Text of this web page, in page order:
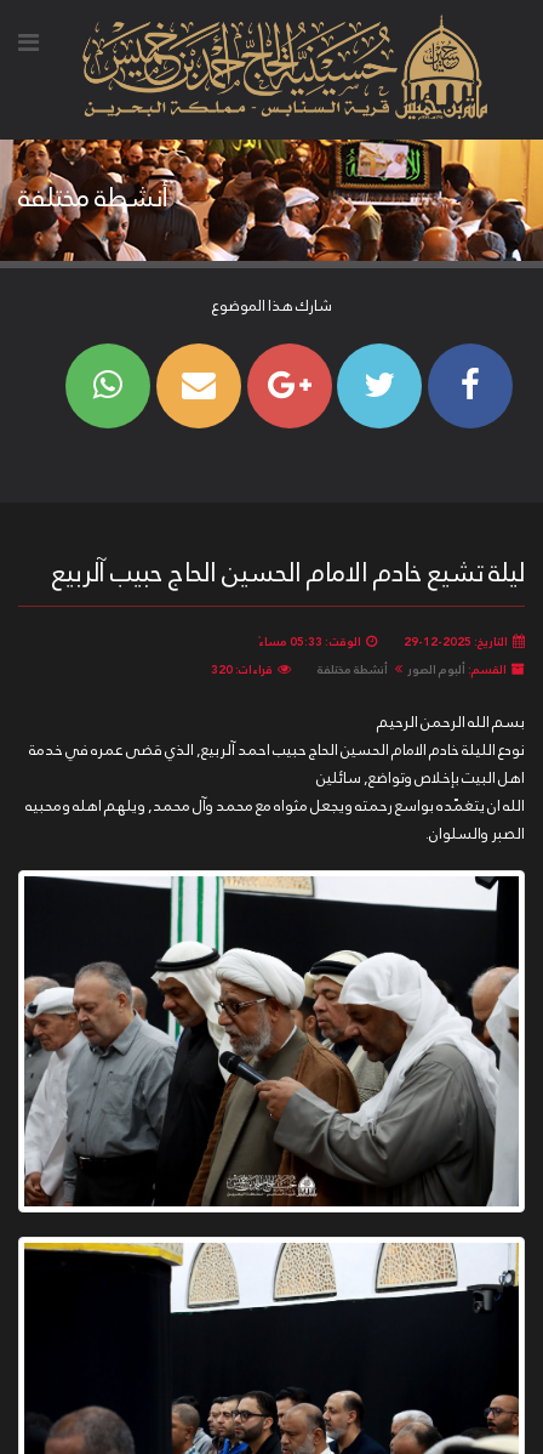
أنشطة مختلفة
شارك هذا الموضوع
ليلة تشيع خادم الامام الحسين الحاج حبيب آلربيع
التاريخ: 2025-12-29
الوقت: 05:33 مساءً
القسم: ألبوم الصور أنشطة مختلفة قراءات: 320
بسم الله الرحمن الرحيم
نودع الليلة خادم الامام الحسين الحاج حبيب احمد آلربيع, الذي قضى عمره في خدمة
اهل البيت بإخلاص وتواضع, سائلين
الله ان يتغمّده بواسع رحمته ويجعل مثواه مع محمد وآل محمد, ويلهم اهله ومحبيه
الصبر والسلوان.